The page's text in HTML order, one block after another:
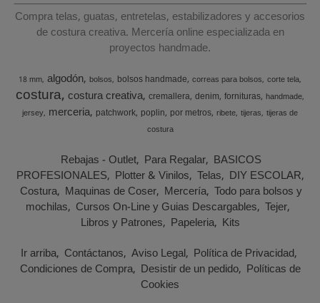
Compra telas, guatas, entretelas, estabilizadores y accesorios
de costura creativa. Mercería online especializada en
proyectos handmade.
18 mm algodón bolsos bolsos handmade correas para bolsos corte tela
costura costura creativa cremallera denim fornituras handmade
jersey merceria patchwork poplin por metros ribete tijeras tijeras de
costura
Rebajas - Outlet Para Regalar BASICOS
PROFESIONALES Plotter & Vinilos Telas DIY ESCOLAR
Costura Maquinas de Coser Mercería Todo para bolsos y
mochilas Cursos On-Line y Guias Descargables Tejer
Libros y Patrones Papeleria Kits
Ir arriba Contáctanos Aviso Legal Política de Privacidad
Condiciones de Compra Desistir de un pedido Políticas de
Cookies